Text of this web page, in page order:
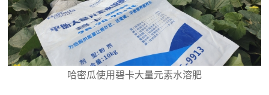
哈密瓜使用碧卡大量元素水溶肥